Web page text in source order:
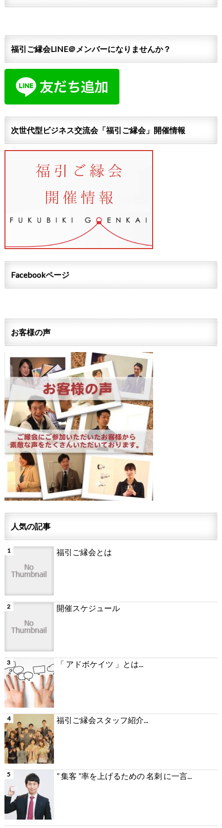
福引ご縁会LINE＠メンバーになりませんか？
次世代型ビジネス交流会「福引ご縁会」開催情報
Facebookページ
お客様の声
人気の記事
福引ご縁会とは
開催スケジュール
「 アドボケイツ 」とは...
福引ご縁会スタッフ紹介...
” 集客 ”率を上げるための 名刺 に一言...